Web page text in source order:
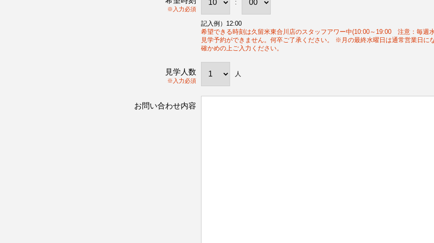
※入力必須
:
記入例）12:00
希望できる時刻は久留米東合川店のスタッフアワー中(10:00～19:00 注意：毎週
見学予約ができません。何卒ご了承ください。 ※月の最終水曜日は通常営業日に
確かめの上ご入力ください。
見学人数
※入力必須
人
お問い合わせ内容